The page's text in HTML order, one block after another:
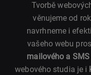
Tvorbě
věnujeme od
navrhneme i
vašeho webu
mailového a
webového studia je i